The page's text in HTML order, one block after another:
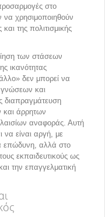
στο
να χρησιμοποιηθούν
της πολιτισμικής
των στάσεων
ικανότητας
δεν μπορεί να
γνώσεων και
διαπραγμάτευση
και άρρητων
αναφοράς. Αυτή
να είναι αργή, με
επώδυνη, αλλά στο
εκπαιδευτικούς ως
την επαγγελματική